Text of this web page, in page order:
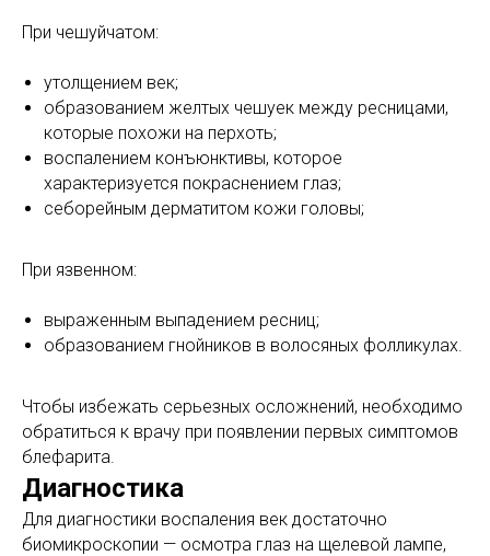
При чешуйчатом:
утолщением век;
образованием желтых чешуек между ресницами,
которые похожи на перхоть;
воспалением конъюнктивы, которое
характеризуется покраснением глаз;
себорейным дерматитом кожи головы;
При язвенном:
выраженным выпадением ресниц;
образованием гнойников в волосяных фолликулах.
Чтобы избежать серьезных осложнений, необходимо
обратиться к врачу при появлении первых симптомов
блефарита.
Диагностика
Для диагностики воспаления век достаточно
биомикроскопии — осмотра глаз на щелевой лампе,